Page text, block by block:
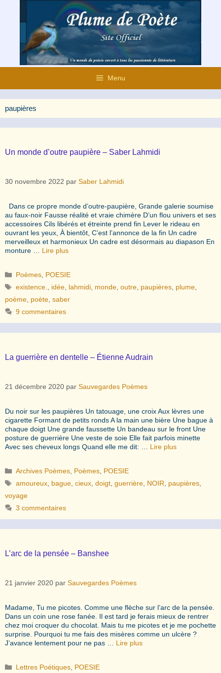
contenu
Menu
paupières
Un monde d’outre paupière – Saber Lahmidi
30 novembre 2022 par Saber Lahmidi
Dans ce propre monde d’outre-paupière, Grande galerie soumise
au faux-noir Fausse réalité et vraie chimère D’un flou univers et ses
accessoires Cils libérés et étreinte prend fin Lever le rideau en
ouvrant les yeux, À bientôt, C’est l’annonce de la fin Un cadre
merveilleux et harmonieux Un cadre est désormais au diapason En
monture … Lire plus
Catégories
Poèmes POESIE
Étiquettes
existence. idée lahmidi monde ,outre paupières plume
poème poète saber
9 commentaires
La guerrière en dentelle – Étienne Audrain
21 décembre 2020 par Sauvegardes Poèmes
Du noir sur les paupières Un tatouage, une croix Aux lèvres une
cigarette Formant de petits ronds A la main une bière Une bague à
chaque doigt Une grande faussette Un bandeau sur le front Une
posture de guerrière Une veste de soie Elle fait parfois minette
Avec ses cheveux longs Quand elle me dit: … Lire plus
Catégories
Archives Poèmes Poèmes POESIE
Étiquettes
amoureux bague ,cieux ,doigt ,guerrière NOIR paupières
voyage
3 commentaires
L’arc de la pensée – Banshee
21 janvier 2020 par Sauvegardes Poèmes
Madame, Tu me picotes. Comme une flèche sur l’arc de la pensée.
Dans un coin une rose fanée. Il est tard je ferais mieux de rentrer
chez moi croquer du chocolat. Mais tu me picotes et je me pochette
surprise. Pourquoi tu me fais des misères comme un ulcère ?
J’avance lentement pour ne pas … Lire plus
Catégories
Lettres Poétiques POESIE